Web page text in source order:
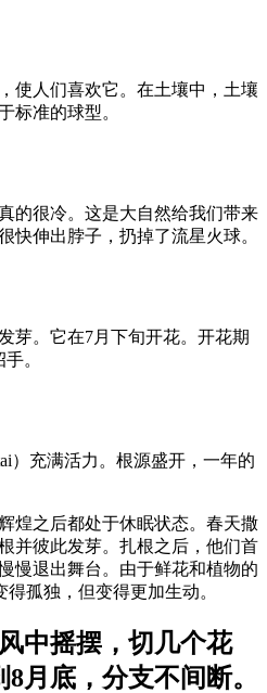
使人们喜欢它。在土壤中，土壤
标准的球型。
的很冷。这是大自然给我们带来
快伸出脖子，扔掉了流星火球。
芽。它在7月下旬开花。开花期
。
）充满活力。根源盛开，一年的
煌之后都处于休眠状态。春天撒
并彼此发芽。扎根之后，他们首
慢退出舞台。由于鲜花和植物的
孤独，但变得更加生动。
中摇摆，切几个花
月底，分支不间断。